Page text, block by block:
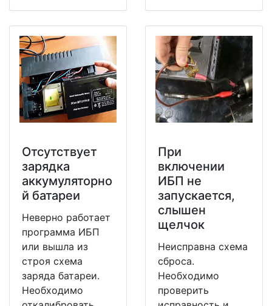
Отсутствует
зарядка
аккумуляторно
й батареи
Неверно работает
программа ИБП
или вышла из
строя схема
заряда батареи.
Необходимо
При
включении
ИБП не
запускается,
слышен
щелчок
Неисправна схема
сброса.
Необходимо
проверить